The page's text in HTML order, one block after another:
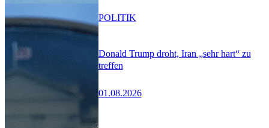
Donald Trump droht, Iran „sehr hart“ zu
treffen
01.08.2026
POLITIK